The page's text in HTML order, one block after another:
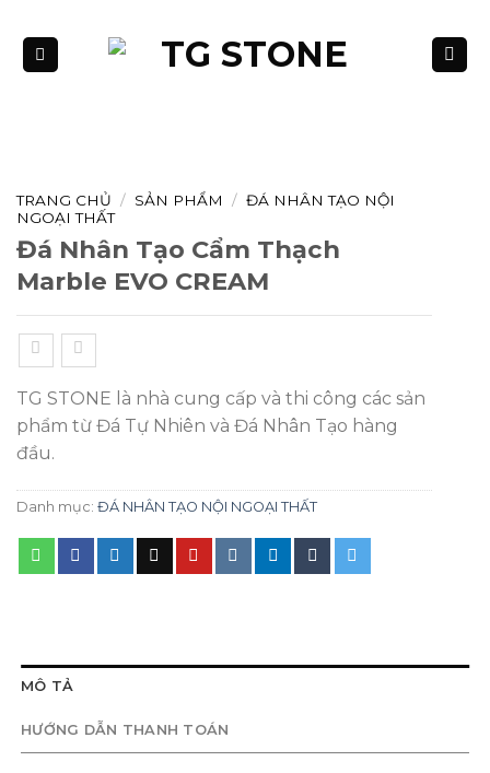
qua
nội
TRANG CHỦ / SẢN PHẨM / ĐÁ NHÂN TẠO NỘI
NGOẠI THẤT
Đá Nhân Tạo Cẩm Thạch
Marble EVO CREAM
TG STONE là nhà cung cấp và thi công các sản
phẩm từ Đá Tự Nhiên và Đá Nhân Tạo hàng
đầu.
Danh mục: ĐÁ NHÂN TẠO NỘI NGOẠI THẤT
MÔ TẢ
HƯỚNG DẪN THANH TOÁN